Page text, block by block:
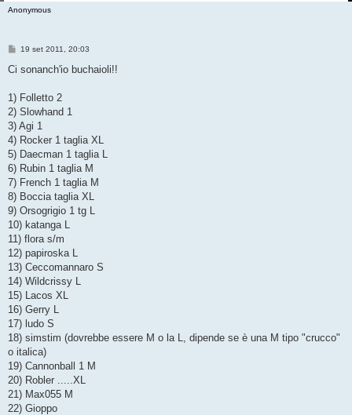
Anonymous
M
s
g
o
19 set 2011, 20:03
Ci sonanch'io buchaioli!!
1) Folletto 2
2) Slowhand 1
3) Agi 1
4) Rocker 1 taglia XL
5) Daecman 1 taglia L
6) Rubin 1 taglia M
7) French 1 taglia M
8) Boccia taglia XL
9) Orsogrigio 1 tg L
10) katanga L
11) flora s/m
12) papiroska L
13) Ceccomannaro S
14) Wildcrissy L
15) Lacos XL
16) Gerry L
17) ludo S
18) simstim (dovrebbe essere M o la L, dipende se è una M tipo "crucco"
o italica)
19) Cannonball 1 M
20) Robler .....XL
21) Max055 M
22) Gioppo